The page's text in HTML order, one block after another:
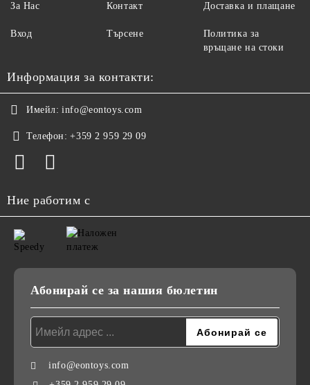
За Нас
Вход
Контакт
Търсене
Доставка и плащане
Политика за
връщане на стоки
Информация за контакти:
Имейл: info@eontoys.com
Телефон: +359 2 959 29 09
Ние работим с
Абонирай се за нашия бюлетин
info@eontoys.com